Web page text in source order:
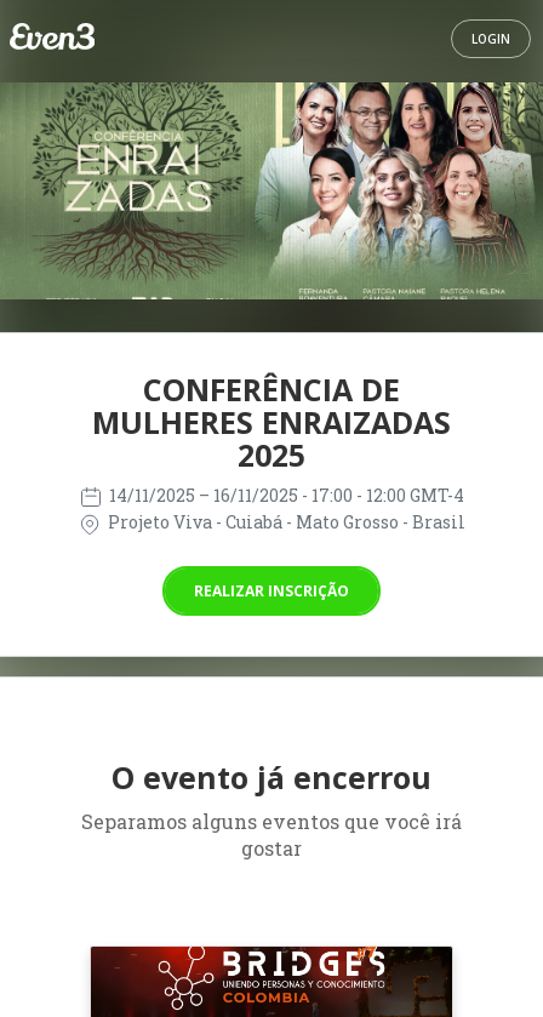
LOGIN
CONFERÊNCIA DE
MULHERES ENRAIZADAS
2025
14/11/2025 – 16/11/2025 - 17:00 - 12:00 GMT-4
Projeto Viva - Cuiabá - Mato Grosso - Brasil
REALIZAR INSCRIÇÃO
O evento já encerrou
Separamos alguns eventos que você irá
gostar